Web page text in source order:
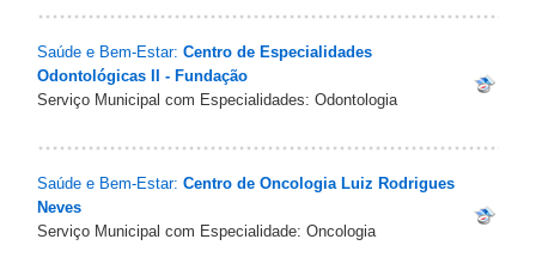
Saúde e Bem-Estar: Centro de Especialidades
Odontológicas II - Fundação
Serviço Municipal com Especialidades: Odontologia
Saúde e Bem-Estar: Centro de Oncologia Luiz Rodrigues
Neves
Serviço Municipal com Especialidade: Oncologia